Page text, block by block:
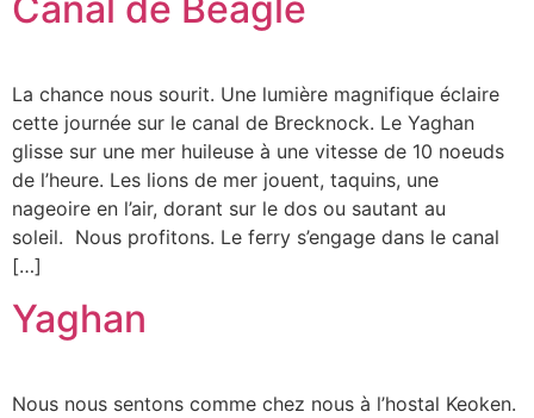
La chance nous sourit. Une lumière magnifique éclaire
cette journée sur le canal de Brecknock. Le Yaghan
glisse sur une mer huileuse à une vitesse de 10 noeuds
de l’heure. Les lions de mer jouent, taquins, une
nageoire en l’air, dorant sur le dos ou sautant au
soleil. Nous profitons. Le ferry s’engage dans le canal
[…]
Yaghan
Nous nous sentons comme chez nous à l’hostal Keoken.